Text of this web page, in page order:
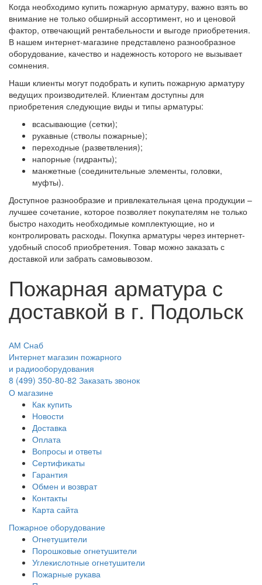
Когда необходимо купить пожарную арматуру, важно взять во
внимание не только обширный ассортимент, но и ценовой
фактор, отвечающий рентабельности и выгоде приобретения.
В нашем интернет-магазине представлено разнообразное
оборудование, качество и надежность которого не вызывает
сомнения.
Наши клиенты могут подобрать и купить пожарную арматуру
ведущих производителей. Клиентам доступны для
приобретения следующие виды и типы арматуры:
всасывающие (сетки);
рукавные (стволы пожарные);
переходные (разветвления);
напорные (гидранты);
манжетные (соединительные элементы, головки,
муфты).
Доступное разнообразие и привлекательная цена продукции –
лучшее сочетание, которое позволяет покупателям не только
быстро находить необходимые комплектующие, но и
контролировать расходы. Покупка арматуры через интернет-
удобный способ приобретения. Товар можно заказать с
доставкой или забрать самовывозом.
Пожарная арматура с
доставкой в г. Подольск
АМ Снаб
Интернет магазин пожарного
и радиооборудования
8 (499) 350-80-82 Заказать звонок
О магазине
Как купить
Новости
Доставка
Оплата
Вопросы и ответы
Сертификаты
Гарантия
Обмен и возврат
Контакты
Карта сайта
Пожарное оборудование
Огнетушители
Порошковые огнетушители
Углекислотные огнетушители
Пожарные рукава